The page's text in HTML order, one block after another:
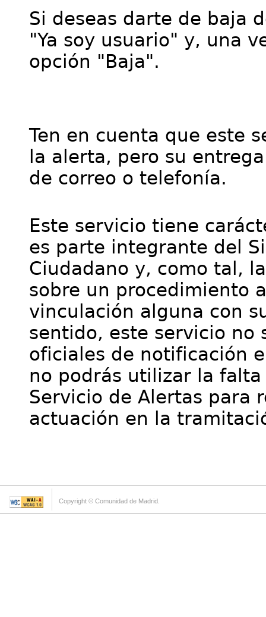
Si deseas darte de baja
"Ya soy usuario" y, una
opción "Baja".
Ten en cuenta que este
la alerta, pero su
de correo o telefonía.
Este servicio tiene
es parte integrante del
Ciudadano y, como tal,
sobre un procedimiento
vinculación alguna con
sentido, este servicio no
oficiales de notificación
no podrás utilizar la
Servicio de Alertas para
actuación en la
Copyright © Comunidad de Madrid.